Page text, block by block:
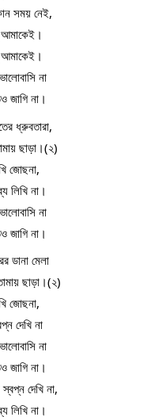
সময় নেই,
না
জাগি না।
ধ্রুবতারা,
ছাড়া।(২)
জোছনা,
লিখি না।
না
জাগি না।
ডানা মেলা
ছাড়া।(২)
জোছনা,
দেখি না
না
জাগি না।
দেখি না,
লিখি না।